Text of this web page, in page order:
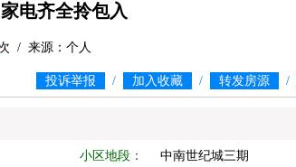
电齐全拎包入
/ 来源：个人
投诉举报 / 加入收藏 / 转发房源 /
小区地段： 中南世纪城三期